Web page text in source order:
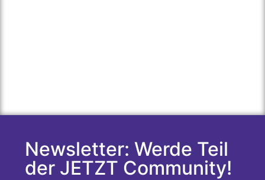
Newsletter: Werde Teil
der JETZT Community!